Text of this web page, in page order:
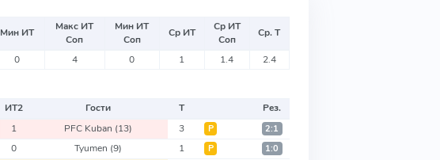
Мин ИТ
Макс ИТ
Соп
Мин ИТ
Соп
Ср ИТ
Ср ИТ
Соп
Ср. Т
0 4 0 1 1.4 2.4
ИТ2 Гости Т
Рез.
1 PFC Kuban (13) 3 Р 2:1
0 Tyumen (9) 1 Р 1:0